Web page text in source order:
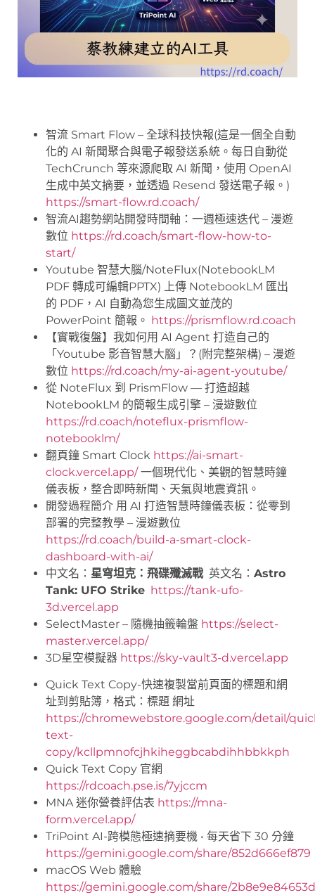
智流 Smart Flow – 全球科技快報(這是一個全自動
化的 AI 新聞聚合與電子報發送系統。每日自動從
TechCrunch 等來源爬取 AI 新聞，使用 OpenAI
生成中英文摘要，並透過 Resend 發送電子報。)
https://smart-flow.rd.coach/
智流AI趨勢網站開發時間軸：一週極速迭代 – 漫遊
數位 https://rd.coach/smart-flow-how-to-
start/
Youtube 智慧大腦/NoteFlux(NotebookLM
PDF 轉成可編輯PPTX) 上傳 NotebookLM 匯出
的 PDF，AI 自動為您生成圖文並茂的
PowerPoint 簡報。 https://prismflow.rd.coach
【實戰復盤】我如何用 AI Agent 打造自己的
「Youtube 影音智慧大腦」？(附完整架構) – 漫遊
數位 https://rd.coach/my-ai-agent-youtube/
從 NoteFlux 到 PrismFlow — 打造超越
NotebookLM 的簡報生成引擎 – 漫遊數位
https://rd.coach/noteflux-prismflow-
notebooklm/
翻頁鐘 Smart Clock https://ai-smart-
clock.vercel.app/一個現代化、美觀的智慧時鐘
儀表板，整合即時新聞、天氣與地震資訊。
開發過程簡介 用 AI 打造智慧時鐘儀表板：從零到
部署的完整教學 – 漫遊數位
https://rd.coach/build-a-smart-clock-
dashboard-with-ai/
中文名： 星穹坦克：飛碟殲滅戰英文名： Astro
Tank: UFO Strike https://tank-ufo-
3d.vercel.app
SelectMaster – 隨機抽籤輪盤 https://select-
master.vercel.app/
3D星空模擬器 https://sky-vault3-d.vercel.app
Quick Text Copy-快速複製當前頁面的標題和網
址到剪貼簿，格式：標題 網址
https://chromewebstore.google.com/detail/
text-
copy/kcllpmnofcjhkiheggbcabdihhbbkkph
Quick Text Copy 官網
https://rdcoach.pse.is/7yjccm
MNA 迷你營養評估表 https://mna-
form.vercel.app/
TriPoint AI-跨模態極速摘要機 • 每天省下 30 分鐘
https://gemini.google.com/share/852d666ef879
macOS Web 體驗
https://gemini.google.com/share/2b8e9e84653d